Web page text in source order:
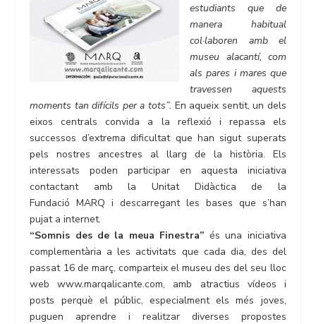
estudiants que de
manera habitual
col·laboren amb el
museu alacantí, com
als pares i mares que
travessen aquests
moments tan difícils per a tots”. En aqueix sentit, un dels
eixos centrals convida a la reflexió i repassa els
successos d’extrema dificultat que han sigut superats
pels nostres ancestres al llarg de la història. Els
interessats poden participar en aquesta iniciativa
contactant amb la Unitat Didàctica de la
Fundació MARQ i descarregant les bases que s’han
pujat a internet.
“Somnis des de la meua Finestra” és una iniciativa
complementària a les activitats que cada dia, des del
passat 16 de març, comparteix el museu des del seu lloc
web www.marqalicante.com, amb atractius vídeos i
posts perquè el públic, especialment els més joves,
puguen aprendre i realitzar diverses propostes